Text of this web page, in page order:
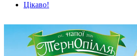
Цікаво!